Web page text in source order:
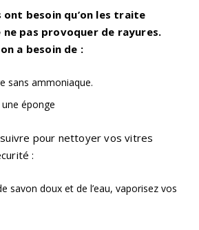
besoin qu’on les traite
pas provoquer de rayures.
a besoin de :
sans ammoniaque.
éponge
pour nettoyer vos vitres
:
savon doux et de l’eau, vaporisez vos